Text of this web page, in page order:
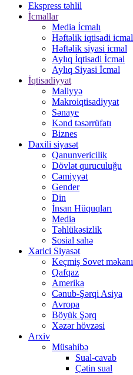
Ekspress təhlil
İcmallar
Media İcmalı
Həftəlik iqtisadi icmal
Həftəlik siyasi icmal
Aylıq İqtisadi İcmal
Aylıq Siyasi İcmal
İqtisadiyyat
Maliyyə
Makroiqtisadiyyat
Sənaye
Kənd təsərrüfatı
Biznes
Daxili siyasət
Qanunvericilik
Dövlət quruculuğu
Cəmiyyət
Gender
Din
İnsan Hüquqları
Media
Təhlükəsizlik
Sosial sahə
Xarici Siyasət
Keçmiş Sovet məkanı
Qafqaz
Amerika
Cənub-Şərqi Asiya
Avropa
Böyük Şərq
Xəzər hövzəsi
Arxiv
Müsahibə
Sual-cavab
Çətin sual